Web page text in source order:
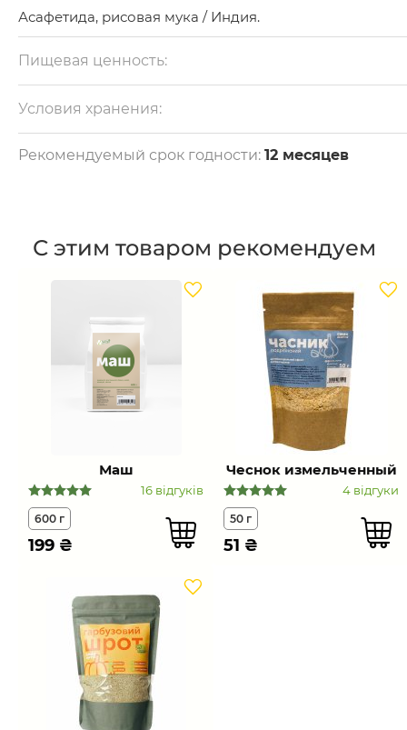
Асафетида, рисовая мука / Индия.
Пищевая ценность:
на 100 г: белки - 4.4 г, жиры - 0,36 г, углеводы - 49,2 г.
Калорийность - 218 ккал.
Условия хранения:
Пересыпать в герметичный контейнер. Хранить в
прохладном месте. Оптимальная температура
Рекомендуемый срок годности: 12 месяцев
С этим товаром рекомендуем
Маш
16 відгуків
600 г
199 ₴
Чеснок измельченный
4 відгуки
50 г
51 ₴